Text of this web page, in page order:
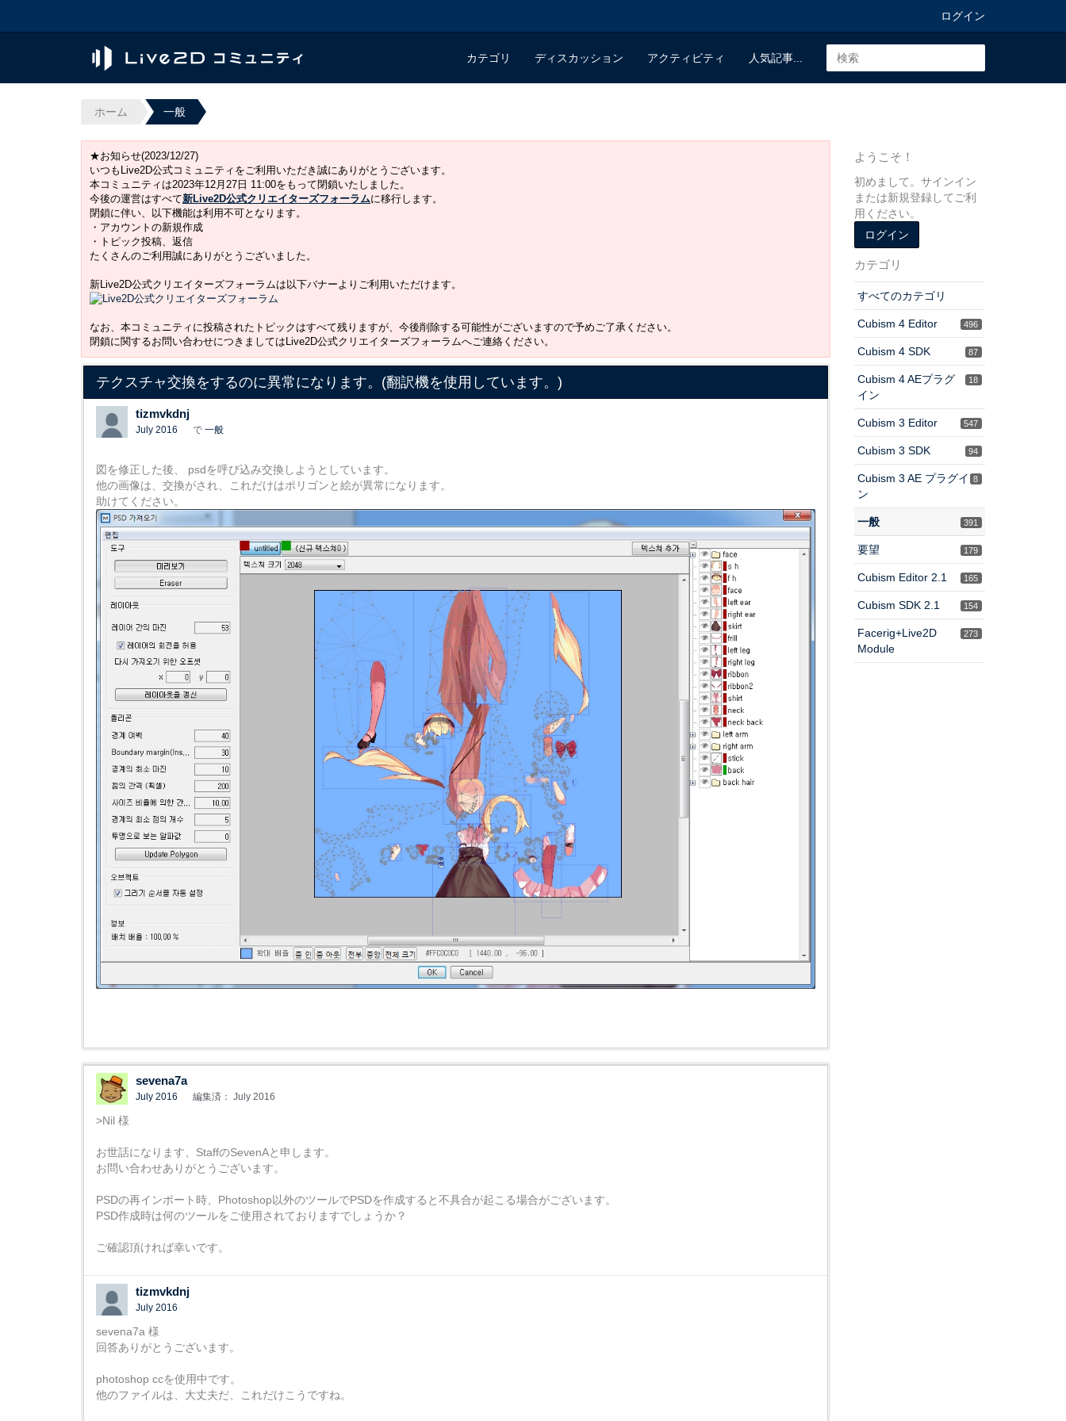
ログイン
カテゴリ ディスカッション アクティビティ 人気記事...
ホーム 一般
★お知らせ(2023/12/27)
いつもLive2D公式コミュニティをご利用いただき誠にありがとうございます。
本コミュニティは2023年12月27日 11:00をもって閉鎖いたしました。
今後の運営はすべて新Live2D公式クリエイターズフォーラムに移行します。
閉鎖に伴い、以下機能は利用不可となります。
・アカウントの新規作成
・トピック投稿、返信
たくさんのご利用誠にありがとうございました。
新Live2D公式クリエイターズフォーラムは以下バナーよりご利用いただけます。
なお、本コミュニティに投稿されたトピックはすべて残りますが、今後削除する可能性がございますので予めご了承ください。
閉鎖に関するお問い合わせにつきましてはLive2D公式クリエイターズフォーラムへご連絡ください。
テクスチャ交換をするのに異常になります。(翻訳機を使用しています。)
tizmvkdnj
July 2016 で 一般
図を修正した後、 psdを呼び込み交換しようとしています。
他の画像は、交換がされ、これだけはポリゴンと絵が異常になります。
助けてください。
sevena7a
July 2016 編集済： July 2016
>Nil 様
お世話になります、StaffのSevenAと申します。
お問い合わせありがとうございます。
PSDの再インポート時、Photoshop以外のツールでPSDを作成すると不具合が起こる場合がございます。
PSD作成時は何のツールをご使用されておりますでしょうか？
ご確認頂ければ幸いです。
tizmvkdnj
July 2016
sevena7a 様
回答ありがとうございます。
photoshop ccを使用中です。
他のファイルは、大丈夫だ、これだけこうですね。
ようこそ！
初めまして。サインイン
または新規登録してご利
用ください。
ログイン
カテゴリ
すべてのカテゴリ
496
Cubism 4 Editor
87
Cubism 4 SDK
18
Cubism 4 AEプラグ
イン
547
Cubism 3 Editor
94
Cubism 3 SDK
8
Cubism 3 AE プラグイ
ン
391
一般
179
要望
165
Cubism Editor 2.1
154
Cubism SDK 2.1
273
Facerig+Live2D
Module